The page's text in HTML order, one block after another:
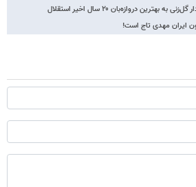
بهترین دروازه‌بان ۲۰ سال اخیر استقلال
ایران مهدی تاج است!